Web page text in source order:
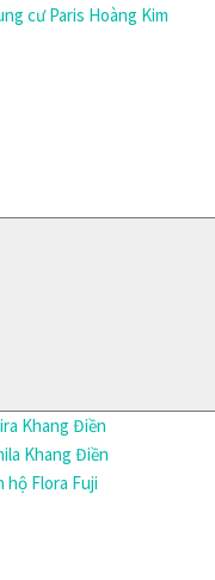
cư Paris Hoàng Kim
Khang Điền
Khang Điền
hộ Flora Fuji